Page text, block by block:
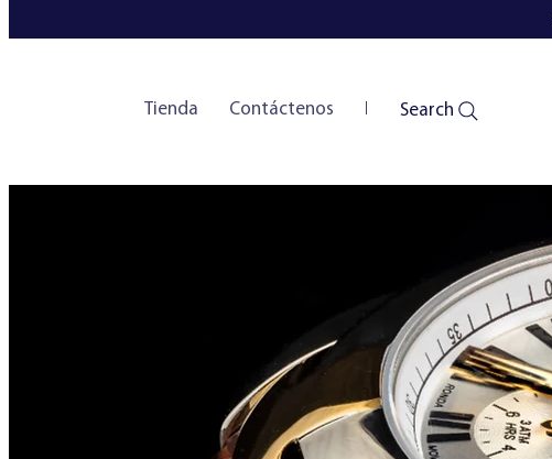
Tienda Contáctenos New Page
Search